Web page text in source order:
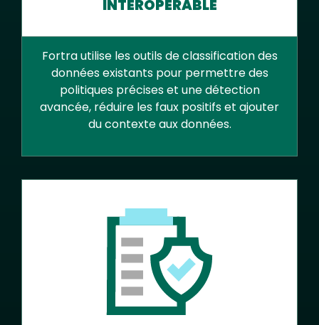
INTEROPÉRABLE
Fortra utilise les outils de classification des
données existants pour permettre des
politiques précises et une détection
avancée, réduire les faux positifs et ajouter
du contexte aux données.